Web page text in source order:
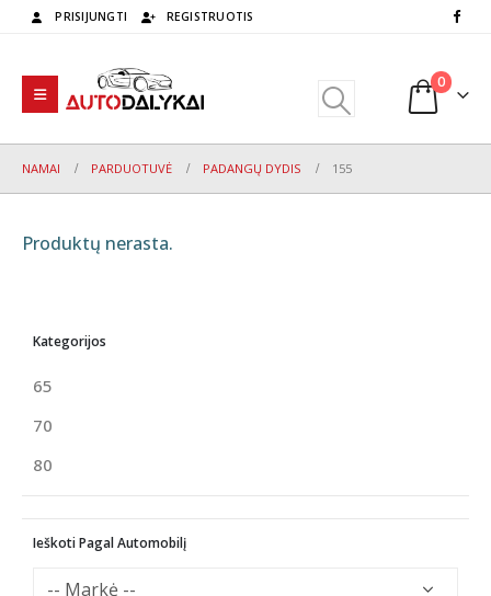
PRISIJUNGTI REGISTRUOTIS
0
NAMAI PARDUOTUVĖ PADANGŲ DYDIS 155
Produktų nerasta.
Kategorijos
65
70
80
Ieškoti Pagal Automobilį